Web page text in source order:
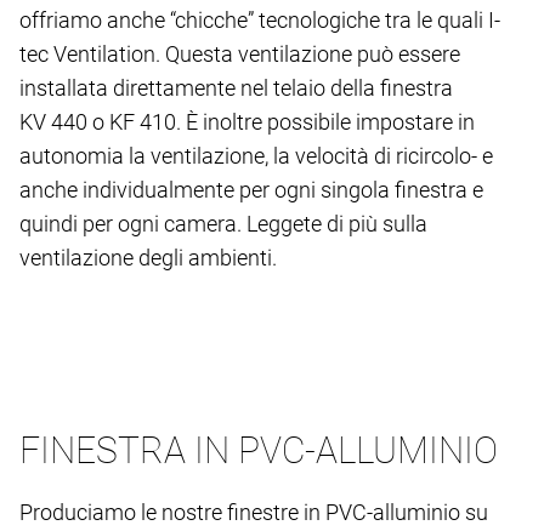
offriamo anche “chicche” tecnologiche tra le quali I-
tec Ventilation. Questa ventilazione può essere
installata direttamente nel telaio della finestra
KV 440 o KF 410. È inoltre possibile impostare in
autonomia la ventilazione, la velocità di ricircolo- e
anche individualmente per ogni singola finestra e
quindi per ogni camera. Leggete di più sulla
ventilazione degli ambienti.
FINESTRA IN PVC-ALLUMINIO
Produciamo le nostre finestre in PVC-alluminio su